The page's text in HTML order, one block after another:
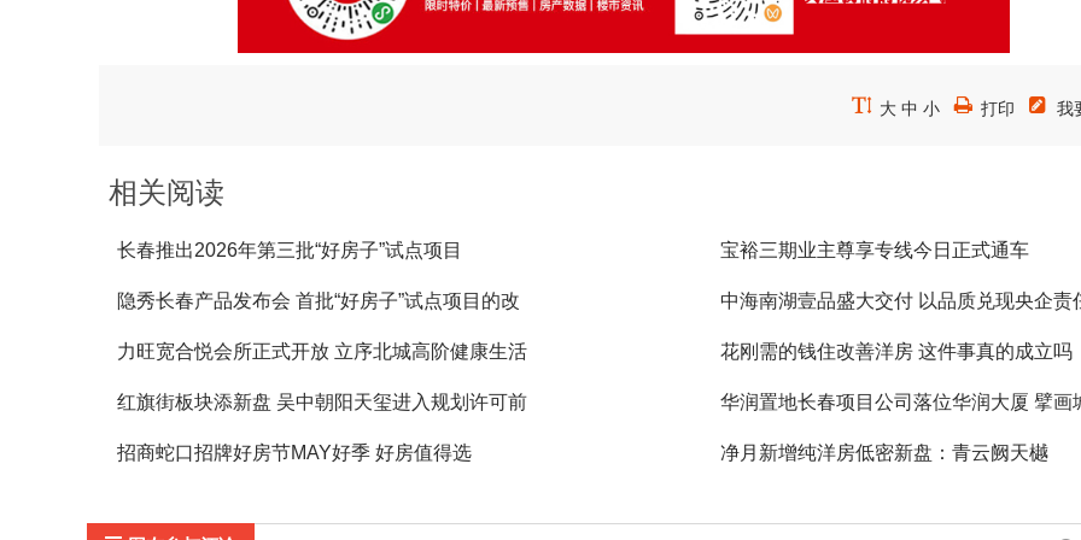
 大 中 小  打印  我
相关阅读
长春推出2026年第三批“好房子”试点项目 宝裕三期业主尊享专线今日正式通车
隐秀长春产品发布会 首批“好房子”试点项目的改
善范本
中海南湖壹品盛大交付 以品质兑现央企责
力旺宽合悦会所正式开放 立序北城高阶健康生活
标杆
花刚需的钱住改善洋房 这件事真的成立吗
红旗街板块添新盘 吴中朝阳天玺进入规划许可前
公示
华润置地长春项目公司落位华润大厦 擘画
务新蓝图
招商蛇口招牌好房节MAY好季 好房值得选 净月新增纯洋房低密新盘：青云阙天樾